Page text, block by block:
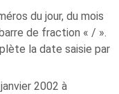
du jour, du mois
de fraction « / ».
la date saisie par
2002 à